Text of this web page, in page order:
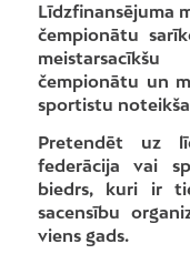
Līdzfinansējuma
čempionātu
čempionātu un
sportistu
Pretendēt uz
federācija vai
biedrs, kuri ir
sacensību
viens gads.